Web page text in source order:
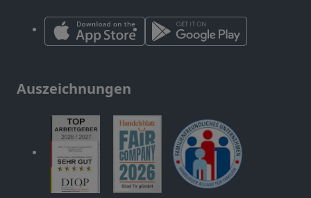
Auszeichnungen